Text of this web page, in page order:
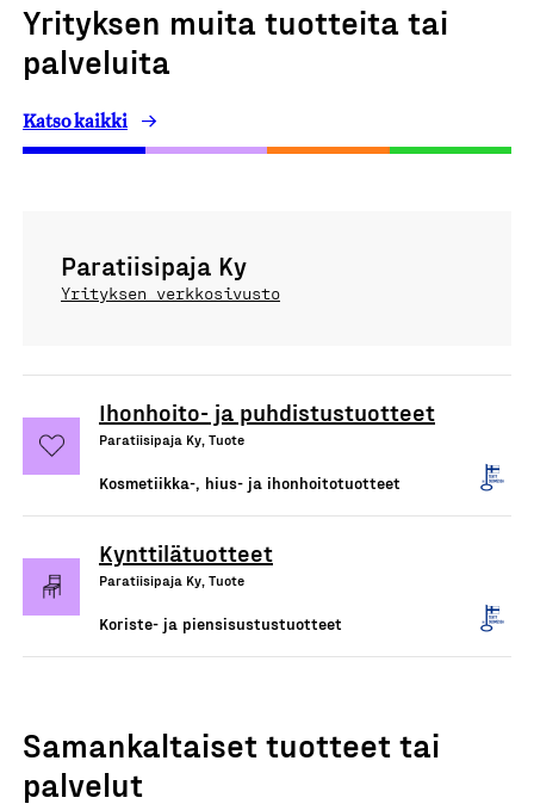
Yrityksen muita tuotteita tai
palveluita
Katso kaikki
Paratiisipaja Ky
Yrityksen verkkosivusto
Ihonhoito- ja puhdistustuotteet
Paratiisipaja Ky, Tuote
Kosmetiikka-, hius- ja ihonhoitotuotteet
Kynttilätuotteet
Paratiisipaja Ky, Tuote
Koriste- ja piensisustustuotteet
Samankaltaiset tuotteet tai
palvelut